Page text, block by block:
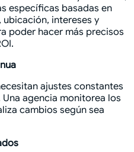
específicas basadas en
intereses y
poder hacer más precisos
ajustes constantes
agencia monitorea los
cambios según sea